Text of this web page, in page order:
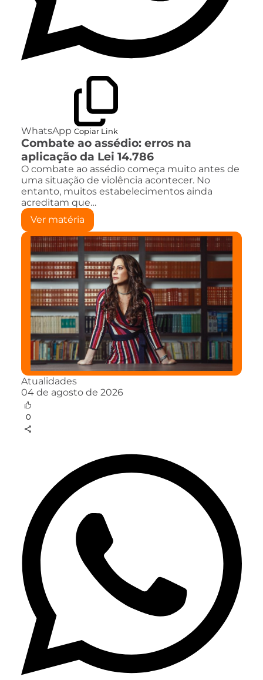
WhatsApp Copiar Link
Combate ao assédio: erros na
aplicação da Lei 14.786
O combate ao assédio começa muito antes de
uma situação de violência acontecer. No
entanto, muitos estabelecimentos ainda
acreditam que…
Ver matéria
Atualidades
04 de agosto de 2026
0